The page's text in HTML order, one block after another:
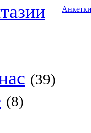
(39)
(8)